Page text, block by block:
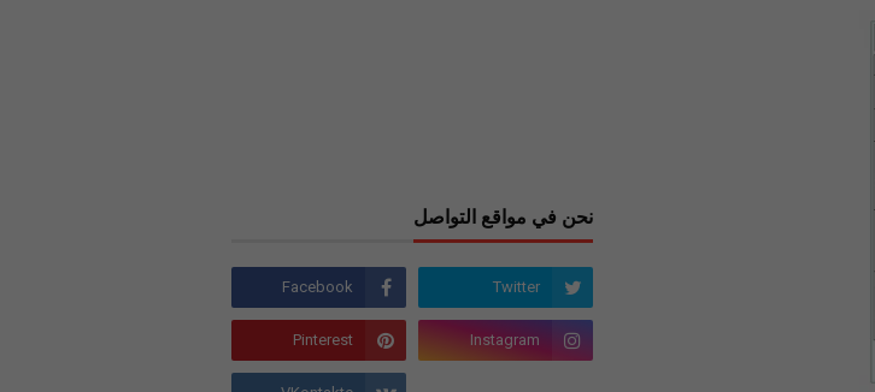
نحن في مواقع التواصل